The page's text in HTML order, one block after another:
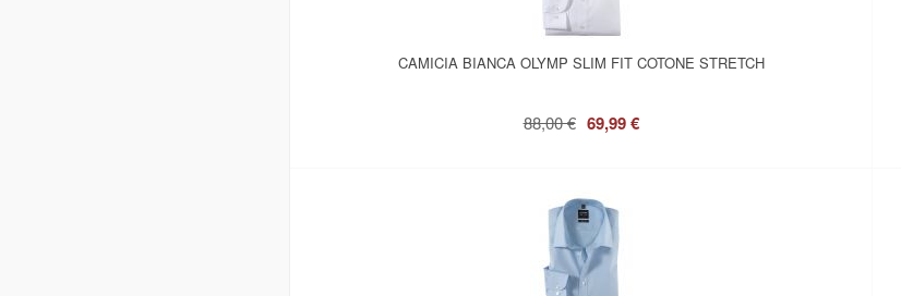
CAMICIA BIANCA OLYMP SLIM FIT COTONE STRETCH
88,00 € 69,99 €